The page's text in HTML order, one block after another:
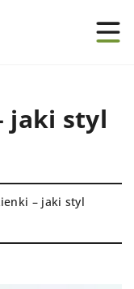
jaki styl
– jaki styl